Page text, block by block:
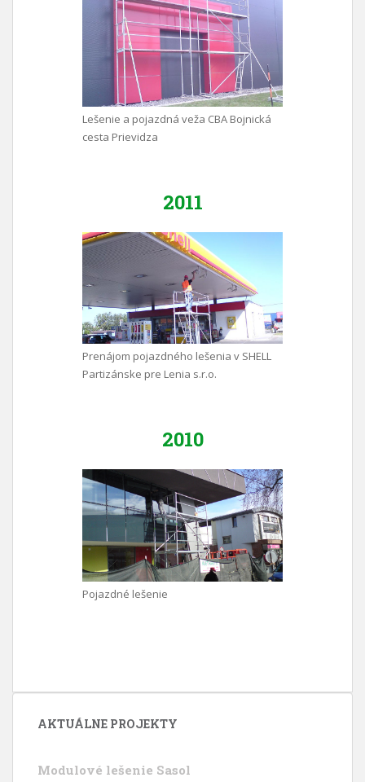
Lešenie a pojazdná veža CBA Bojnická
cesta Prievidza
2011
Prenájom pojazdného lešenia v SHELL
Partizánske pre Lenia s.r.o.
2010
Pojazdné lešenie
AKTUÁLNE PROJEKTY
Modulové lešenie Sasol